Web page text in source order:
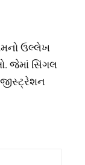
ઉલ્લેખ
જેમાં સિંગલ